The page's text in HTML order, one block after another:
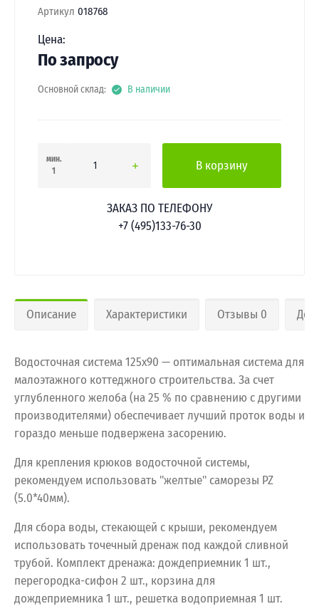
Артикул 018768
Цена:
По запросу
Основной склад: В наличии
мин.
1
В корзину
ЗАКАЗ ПО ТЕЛЕФОНУ
+7 (495)133-76-30
Описание Характеристики Отзывы 0
Водосточная система 125х90 — оптимальная система для
малоэтажного коттеджного строительства. За счет
углубленного желоба (на 25 % по сравнению с другими
производителями) обеспечивает лучший проток воды и
гораздо меньше подвержена засорению.
Для крепления крюков водосточной системы,
рекомендуем использовать "желтые" саморезы PZ
(5.0*40мм).
Для сбора воды, стекающей с крыши, рекомендуем
использовать точечный дренаж под каждой сливной
трубой. Комплект дренажа: дождеприемник 1 шт.,
перегородка-сифон 2 шт., корзина для
дождеприемника 1 шт., решетка водоприемная 1 шт.